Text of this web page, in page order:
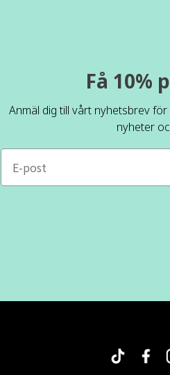
Få 10%
Anmäl dig till vårt nyhetsbrev
nyheter
e-mail